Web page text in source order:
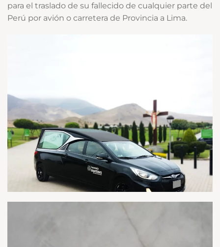
para el traslado de su fallecido de cualquier parte del
Perú por avión o carretera de Provincia a Lima.